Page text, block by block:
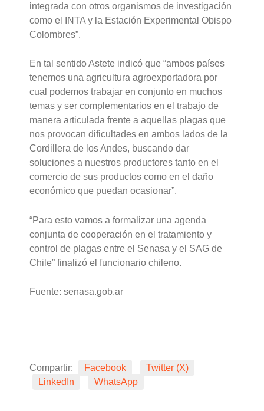
integrada con otros organismos de investigación
como el INTA y la Estación Experimental Obispo
Colombres”.
En tal sentido Astete indicó que “ambos países
tenemos una agricultura agroexportadora por
cual podemos trabajar en conjunto en muchos
temas y ser complementarios en el trabajo de
manera articulada frente a aquellas plagas que
nos provocan dificultades en ambos lados de la
Cordillera de los Andes, buscando dar
soluciones a nuestros productores tanto en el
comercio de sus productos como en el daño
económico que puedan ocasionar”.
“Para esto vamos a formalizar una agenda
conjunta de cooperación en el tratamiento y
control de plagas entre el Senasa y el SAG de
Chile” finalizó el funcionario chileno.
Fuente: senasa.gob.ar
Compartir: Facebook
Twitter (X)
LinkedIn
WhatsApp